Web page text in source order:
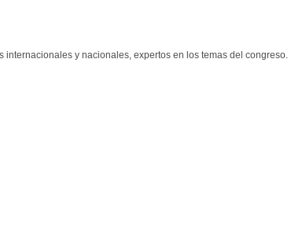
y nacionales, expertos en los temas del congreso.